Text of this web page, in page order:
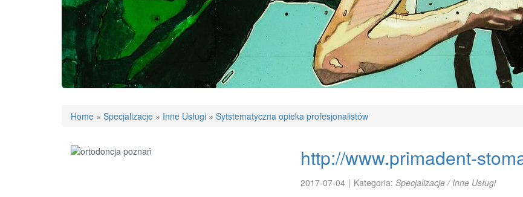
Home » Specjalizacje » Inne Usługi » Sytstematyczna opieka profesjonalistów
http://www.primadent-
2017-07-04 | Kategoria: Specjalizacje / Inne Usługi